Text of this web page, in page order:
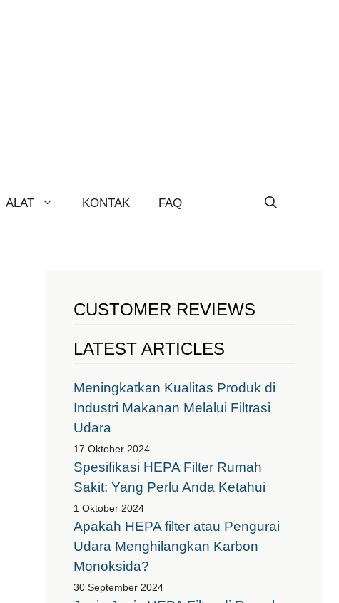
ALAT KONTAK FAQ
CUSTOMER REVIEWS
LATEST ARTICLES
Meningkatkan Kualitas Produk di
Industri Makanan Melalui Filtrasi
Udara
17 Oktober 2024
Spesifikasi HEPA Filter Rumah
Sakit: Yang Perlu Anda Ketahui
1 Oktober 2024
Apakah HEPA filter atau Pengurai
Udara Menghilangkan Karbon
Monoksida?
30 September 2024